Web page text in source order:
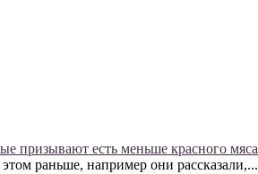
призывают есть меньше красного мяса
раньше, например они рассказали,...